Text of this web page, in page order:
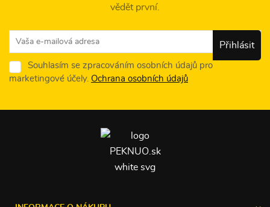
vědět první.
Souhlasím se zpracováním osobních údajů pro
marketingové účely. Ochrana osobních údajů